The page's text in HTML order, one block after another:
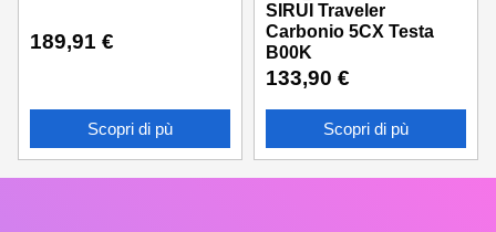
189,91 €
Scopri di pù
SIRUI Traveler
Carbonio 5CX Testa
B00K
133,90 €
Scopri di pù